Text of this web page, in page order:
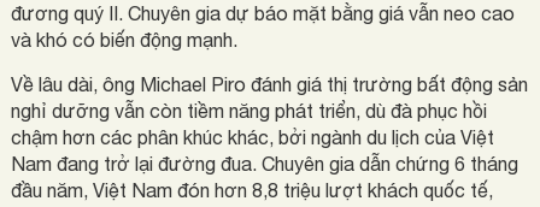
đương quý II. Chuyên gia dự báo mặt bằng giá vẫn neo cao
và khó có biến động mạnh.
Về lâu dài, ông Michael Piro đánh giá thị trường bất động sản
nghỉ dưỡng vẫn còn tiềm năng phát triển, dù đà phục hồi
chậm hơn các phân khúc khác, bởi ngành du lịch của Việt
Nam đang trở lại đường đua. Chuyên gia dẫn chứng 6 tháng
đầu năm, Việt Nam đón hơn 8,8 triệu lượt khách quốc tế,